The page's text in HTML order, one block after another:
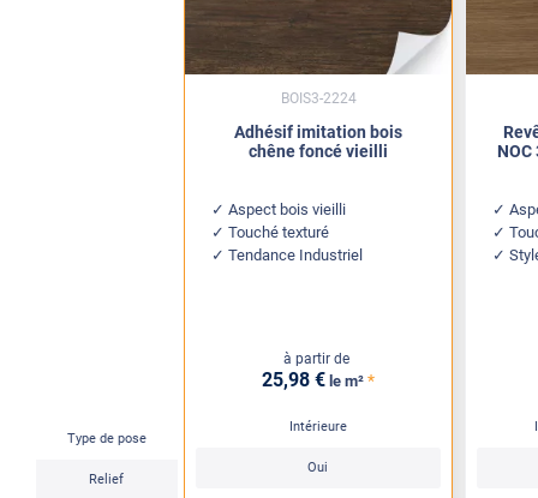
Type de pose
Relief
Adhésif imitation bois
chêne foncé vieilli
Aspect bois vieilli
Touché texturé
Tendance Industriel
à partir de
25,98 € le m² *
Intérieure
Oui
BOIS3-2224